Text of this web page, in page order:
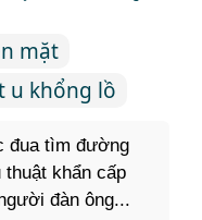
mặt
u khổng lồ
đua tìm đường
thuật khẩn cấp
đàn ông...